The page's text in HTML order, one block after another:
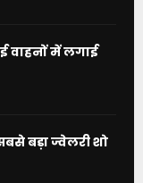
वाहनों में लगाई
बड़ा ज्वेलरी शो